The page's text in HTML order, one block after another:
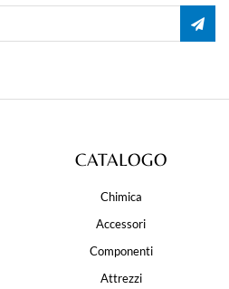
CATALOGO
Chimica
Accessori
Componenti
Attrezzi